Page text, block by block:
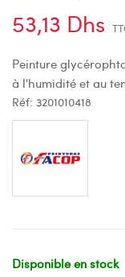
53,13 Dhs
Peinture
à l'humidité et au
Réf: 3201010418
Disponible en stock